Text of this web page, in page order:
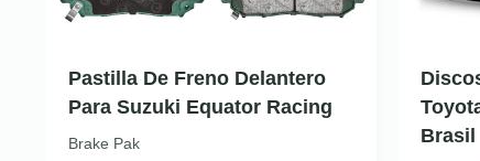
Pastilla De Freno Delantero
Para Suzuki Equator Racing
Brake Pak
Brasil